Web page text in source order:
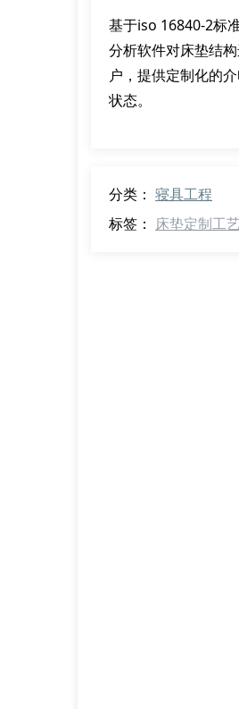
基于iso 16840-2标
分析软件对床垫结
户，提供定制化的
状态。
分类： 寝具工程
标签： 床垫定制工